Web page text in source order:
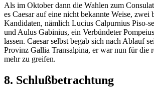
Als im Oktober dann die Wahlen zum
es Caesar auf eine nicht bekannte Weise, zwei
Kandidaten, nämlich Lucius Calpurnius Piso-
und Aulus Gabinius, ein Verbündeter
lassen. Caesar selbst begab sich nach Ablauf
Provinz Gallia Transalpina, er war nun für die
mehr zu greifen.
8. Schlußbetrachtung